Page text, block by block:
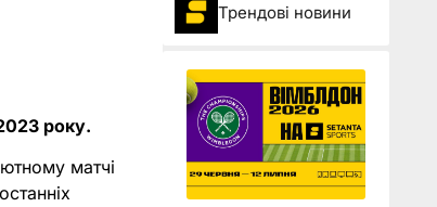
року.
матчі
Трендові новини